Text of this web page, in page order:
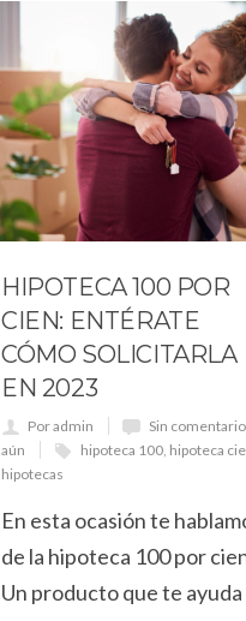
HIPOTECA 100 POR
CIEN: ENTÉRATE
CÓMO SOLICITARLA
EN 2023
Por admin
Sin
aún
hipoteca 100 hipoteca
hipotecas
En esta ocasión te
de la hipoteca 100 por
Un producto que te ayuda